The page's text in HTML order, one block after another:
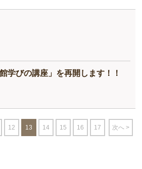
館学びの講座」を再開します！！
12 13 14 15 16 17 次へ >